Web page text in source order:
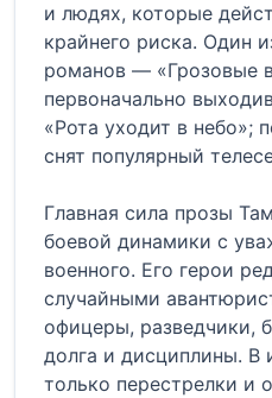
и людях, которые
крайнего риска. Один
романов — «Грозовые
первоначально
«Рота уходит в небо»;
снят популярный
Главная сила прозы
боевой динамики с
военного. Его герои
случайными
офицеры, разведчики,
долга и дисциплины. В
только перестрелки и